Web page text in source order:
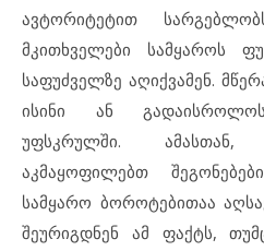
ავტორიტეტით
მკითხველები სამყაროს
საფუძველზე აღიქვამენ.
ისინი ან გადაისროლოს
უფსკრულში.
აკმაყოფილებთ
სამყარო ბოროტებითაა
შეურიგდნენ ამ ფაქტს,